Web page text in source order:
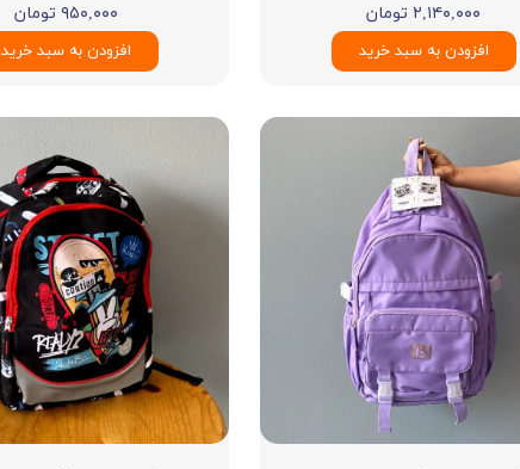
۲,۱۴۰,۰۰۰ تومان
افزودن به سبد خرید
۹۵۰,۰۰۰ تومان
افزودن به سبد خرید